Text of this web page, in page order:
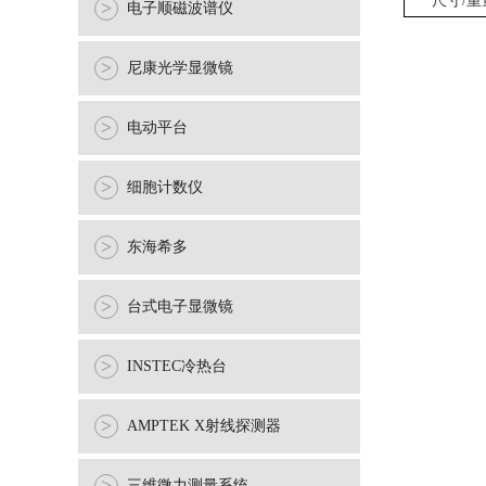
> 电子顺磁波谱仪
> 尼康光学显微镜
> 电动平台
> 细胞计数仪
> 东海希多
> 台式电子显微镜
> INSTEC冷热台
> AMPTEK X射线探测器